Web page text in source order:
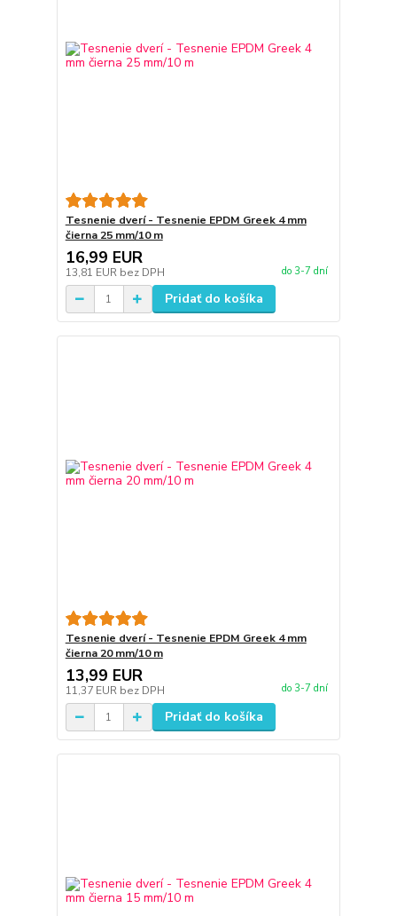
Tesnenie dverí - Tesnenie EPDM Greek 4 mm
čierna 25 mm/10 m
16,99 EUR
13,81 EUR bez DPH do 3-7 dní
Pridať do košíka
Tesnenie dverí - Tesnenie EPDM Greek 4 mm
čierna 20 mm/10 m
13,99 EUR
11,37 EUR bez DPH do 3-7 dní
Pridať do košíka